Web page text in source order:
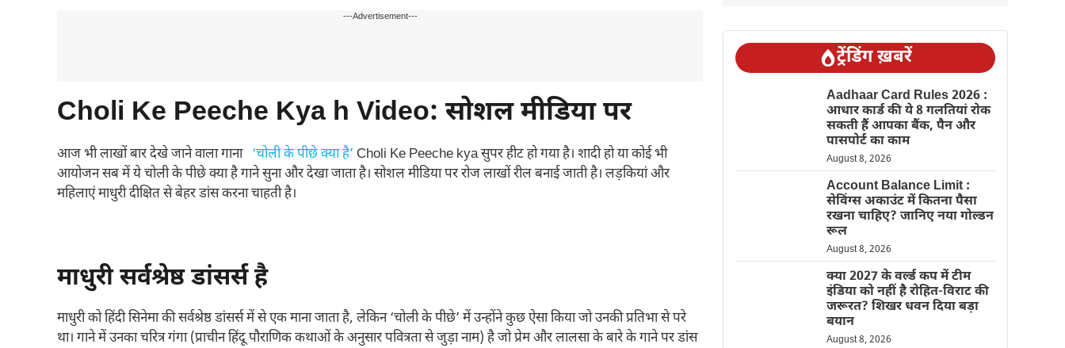
---Advertisement---
Choli Ke Peeche Kya h Video: सोशल मीडिया पर
आज भी लाखों बार देखे जाने वाला गाना ‘चोली के पीछे क्या है’ Choli Ke Peeche kya सुपर हीट हो गया है। शादी हो या कोई भी
आयोजन सब में ये चोली के पीछे क्या है गाने सुना और देखा जाता है। सोशल मीडिया पर रोज लाखों रील बनाई जाती है। लड़कियां और
महिलाएं माधुरी दीक्षित से बेहर डांस करना चाहती है।
माधुरी सर्वश्रेष्ठ डांसर्स है
माधुरी को हिंदी सिनेमा की सर्वश्रेष्ठ डांसर्स में से एक माना जाता है, लेकिन ‘चोली के पीछे’ में उन्होंने कुछ ऐसा किया जो उनकी प्रतिभा से परे
था। गाने में उनका चरित्र गंगा (प्राचीन हिंदू पौराणिक कथाओं के अनुसार पवित्रता से जुड़ा नाम) है जो प्रेम और लालसा के बारे के गाने पर डांस
ट्रेंडिंग ख़बरें
Aadhaar Card Rules 2026 :
आधार कार्ड की ये 8 गलतियां रोक
सकती हैं आपका बैंक, पैन और
पासपोर्ट का काम
August 8, 2026
Account Balance Limit :
सेविंग्स अकाउंट में कितना पैसा
रखना चाहिए? जानिए नया गोल्डन
रूल
August 8, 2026
क्या 2027 के वर्ल्ड कप में टीम
इंडिया को नहीं है रोहित-विराट की
जरूरत? शिखर धवन दिया बड़ा
बयान
August 8, 2026